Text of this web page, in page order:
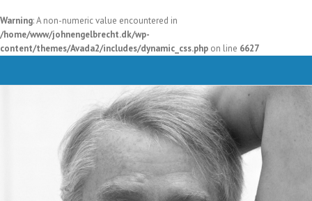
Warning: A non-numeric value encountered in
/home/www/johnengelbrecht.dk/wp-
content/themes/Avada2/includes/dynamic_css.php on line 6627